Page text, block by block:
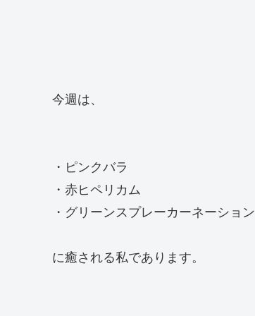
今週は、
・ピンクバラ
・赤ヒペリカム
・グリーンスプレーカーネーション
に癒される私であります。